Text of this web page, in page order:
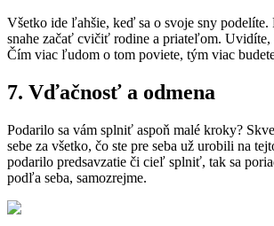
Všetko ide ľahšie, keď sa o svoje sny podelíte.
snahe začať cvičiť rodine a priateľom. Uvidíte,
Čím viac ľudom o tom poviete, tým viac
7. Vďačnosť a odmena
Podarilo sa vám splniť aspoň malé kroky?
sebe za všetko, čo ste pre seba už urobili na
podarilo predsavzatie či cieľ splniť, tak sa
podľa seba, samozrejme.